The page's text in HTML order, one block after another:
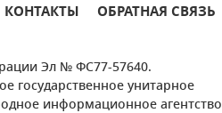
КОНТАКТЫ ОБРАТНАЯ СВЯЗЬ
Эл № ФС77-57640.
государственное унитарное
информационное агентство